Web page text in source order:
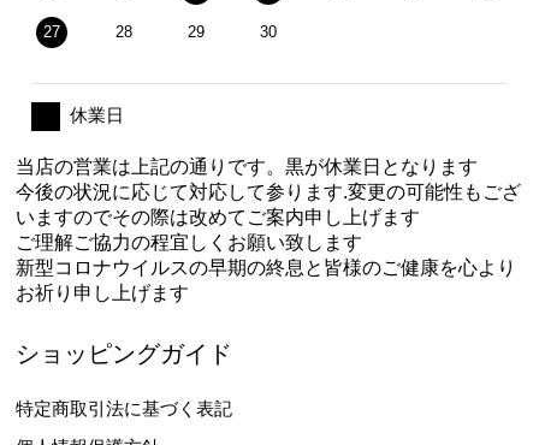
27 28 29 30
休業日
当店の営業は上記の通りです。黒が休業日となります
今後の状況に応じて対応して参ります.変更の可能性もござ
いますのでその際は改めてご案内申し上げます
ご理解ご協力の程宜しくお願い致します
新型コロナウイルスの早期の終息と皆様のご健康を心より
お祈り申し上げます
ショッピングガイド
特定商取引法に基づく表記